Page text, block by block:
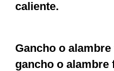
caliente.
Gancho o
gancho o alambre